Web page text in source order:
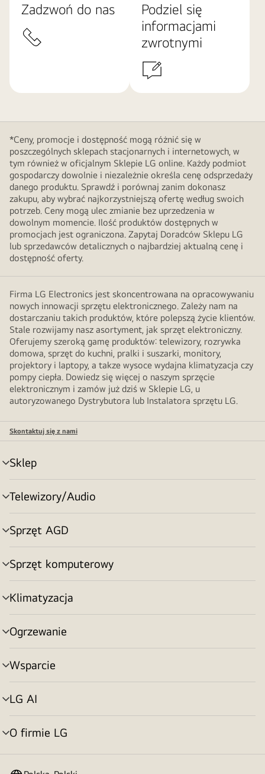
Zadzwoń do nas
Podziel się
informacjami
zwrotnymi
*Ceny, promocje i dostępność mogą różnić się w
poszczególnych sklepach stacjonarnych i internetowych, w
tym również w oficjalnym Sklepie LG online. Każdy podmiot
gospodarczy dowolnie i niezależnie określa cenę odsprzedaży
danego produktu. Sprawdź i porównaj zanim dokonasz
zakupu, aby wybrać najkorzystniejszą ofertę według swoich
potrzeb. Ceny mogą ulec zmianie bez uprzedzenia w
dowolnym momencie. Ilość produktów dostępnych w
promocjach jest ograniczona. Zapytaj Doradców Sklepu LG
lub sprzedawców detalicznych o najbardziej aktualną cenę i
dostępność oferty.
Firma LG Electronics jest skoncentrowana na opracowywaniu
nowych innowacji sprzętu elektronicznego. Zależy nam na
dostarczaniu takich produktów, które polepszą życie klientów.
Stale rozwijamy nasz asortyment, jak sprzęt elektroniczny.
Oferujemy szeroką gamę produktów: telewizory, rozrywka
domowa, sprzęt do kuchni, pralki i suszarki, monitory,
projektory i laptopy, a takze wysoce wydajna klimatyzacja czy
pompy ciepła. Dowiedz się więcej o naszym sprzęcie
elektronicznym i zamów już dziś w Sklepie LG, u
autoryzowanego Dystrybutora lub Instalatora sprzętu LG.
Skontaktuj się z nami
Sklep
Przełącznik
menu
Telewizory/Audio
Przełącznik
menu
Sprzęt AGD
Przełącznik
menu
Sprzęt komputerowy
Przełącznik
menu
Klimatyzacja
Przełącznik
menu
Ogrzewanie
Przełącznik
menu
Wsparcie
Przełącznik
menu
LG AI
Przełącznik
menu
O firmie LG
Przełącznik